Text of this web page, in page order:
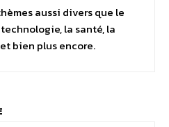
aussi divers que le
la santé, la
bien plus encore.